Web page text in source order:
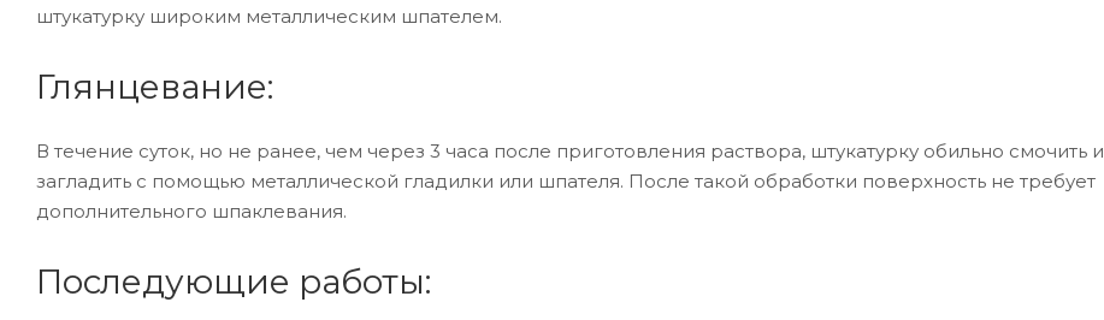
штукатурку широким металлическим шпателем.
Глянцевание:
В течение суток, но не ранее, чем через 3 часа после приготовления раствора, штукатурку обильно смочить и
загладить с помощью металлической гладилки или шпателя. После такой обработки поверхность не требует
дополнительного шпаклевания.
Последующие работы: